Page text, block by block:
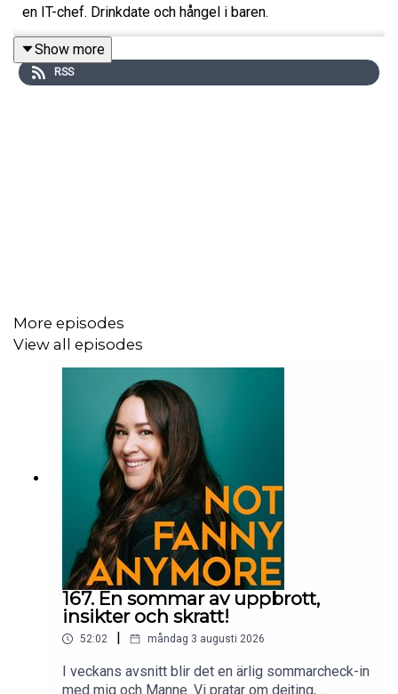
en IT-chef. Drinkdate och hångel i baren.
Dessutom: nya jeans som förändrar allt och löpar-
Show more
RSS
More episodes
View all episodes
167. En sommar av uppbrott,
insikter och skratt!
52:02 måndag 3 augusti 2026
I veckans avsnitt blir det en ärlig sommarcheck-in
med mig och Manne. Vi pratar om dejting,